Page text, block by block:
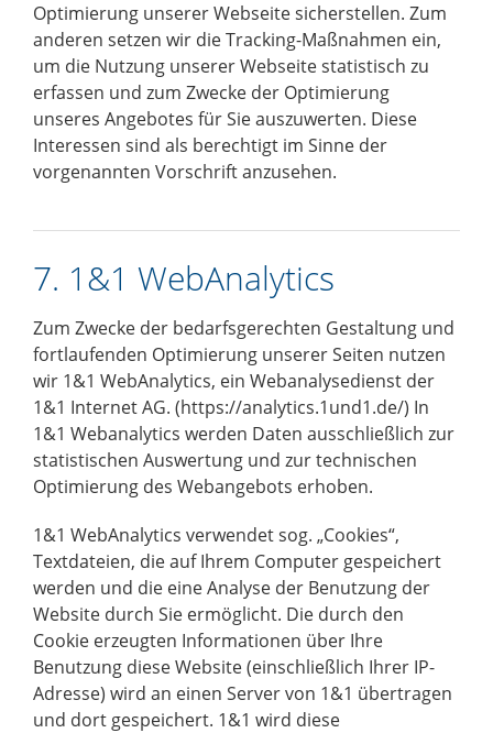
Optimierung unserer Webseite sicherstellen. Zum
anderen setzen wir die Tracking-Maßnahmen ein,
um die Nutzung unserer Webseite statistisch zu
erfassen und zum Zwecke der Optimierung
unseres Angebotes für Sie auszuwerten. Diese
Interessen sind als berechtigt im Sinne der
vorgenannten Vorschrift anzusehen.
7. 1&1 WebAnalytics
Zum Zwecke der bedarfsgerechten Gestaltung und
fortlaufenden Optimierung unserer Seiten nutzen
wir 1&1 WebAnalytics, ein Webanalysedienst der
1&1 Internet AG. (https://analytics.1und1.de/) In
1&1 Webanalytics werden Daten ausschließlich zur
statistischen Auswertung und zur technischen
Optimierung des Webangebots erhoben.
1&1 WebAnalytics verwendet sog. „Cookies“,
Textdateien, die auf Ihrem Computer gespeichert
werden und die eine Analyse der Benutzung der
Website durch Sie ermöglicht. Die durch den
Cookie erzeugten Informationen über Ihre
Benutzung diese Website (einschließlich Ihrer IP-
Adresse) wird an einen Server von 1&1 übertragen
und dort gespeichert. 1&1 wird diese